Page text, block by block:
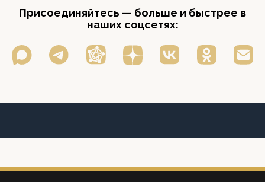
Присоединяйтесь — больше и быстрее в
наших соцсетях: